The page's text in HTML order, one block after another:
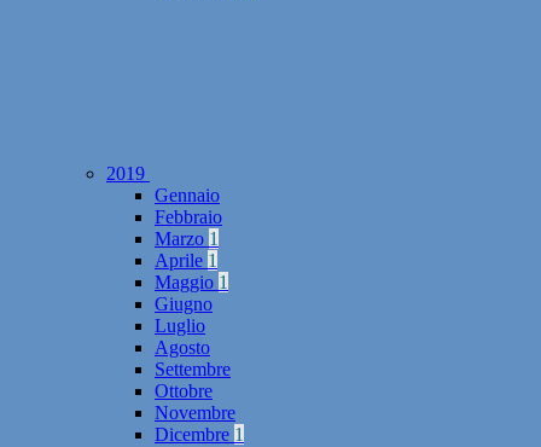
2019
Gennaio
Febbraio
Marzo 1
Aprile 1
Maggio 1
Giugno
Luglio
Agosto
Settembre
Ottobre
Novembre
Dicembre 1